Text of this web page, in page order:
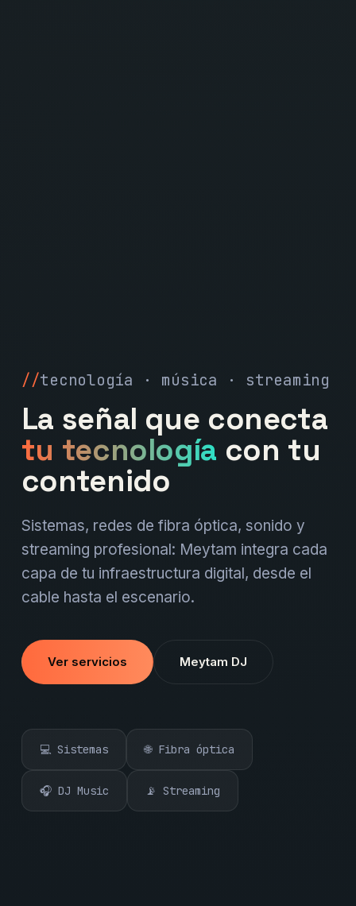
tecnología · música · streaming
La señal que conecta
tu tecnología con tu
contenido
Sistemas, redes de fibra óptica, sonido y
streaming profesional: Meytam integra cada
capa de tu infraestructura digital, desde el
cable hasta el escenario.
Ver servicios Meytam DJ
💻 Sistemas 🌐 Fibra óptica
🎧 DJ Music 📡 Streaming